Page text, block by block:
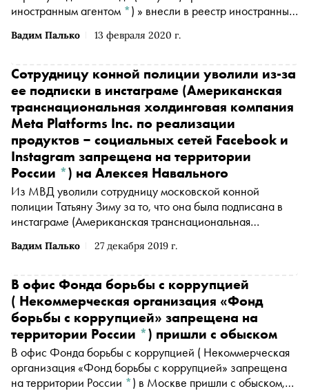
Вадим Палько 13 февраля 2020 г.
иностранным агентом *) » внесли в реестр иностранных
после регистрации в России юрлица, она уже значится в
Вадим Палько 27 декабря 2019 г.
Сотрудницу конной полиции уволили из-за
ее подписки в инстаграме (Американская
транснациональная холдинговая компания
Meta Platforms Inc. по реализации
продуктов ‒ социальных сетей Facebook и
Instagram запрещена на территории
России *) на Алексея Навального
Из МВД уволили сотрудницу московской конной
полиции Татьяну Зиму за то, что она была подписана в
инстаграме (Американская транснациональная
продуктов ‒ социальных сетей Facebook и Instagram
Алексея Навального, об этом сообщило издание
Readovka
В офис Фонда борьбы с коррупцией
( Некоммерческая организация «Фонд
борьбы с коррупцией» запрещена на
территории России *) пришли с обыском
В офис Фонда борьбы с коррупцией ( Некоммерческая
организация «Фонд борьбы с коррупцией» запрещена
на территории России *)